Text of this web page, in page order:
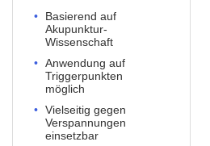
Basierend auf
Akupunktur-
Wissenschaft
Anwendung auf
Triggerpunkten
möglich
Vielseitig gegen
Verspannungen
einsetzbar